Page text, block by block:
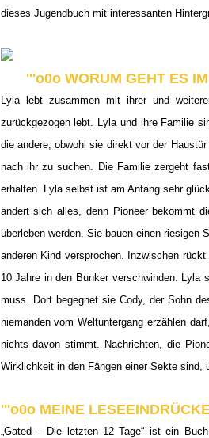
dieses Jugendbuch mit interessanten
'''o0o WORUM GEHT ES
Lyla lebt zusammen mit ihrer und
zurückgezogen lebt. Lyla und ihre Familie
die andere, obwohl sie direkt vor der
nach ihr zu suchen. Die Familie zergeht
erhalten. Lyla selbst ist am Anfang sehr
ändert sich alles, denn Pioneer bekommt
überleben werden. Sie bauen einen riesigen
anderen Kind versprochen. Inzwischen
10 Jahre in den Bunker verschwinden.
muss. Dort begegnet sie Cody, der Sohn
niemanden vom Weltuntergang erzählen
nichts davon stimmt. Nachrichten, die
Wirklichkeit in den Fängen einer Sekte sind,
'''o0o MEINE
„Gated – Die letzten 12 Tage“ ist ein